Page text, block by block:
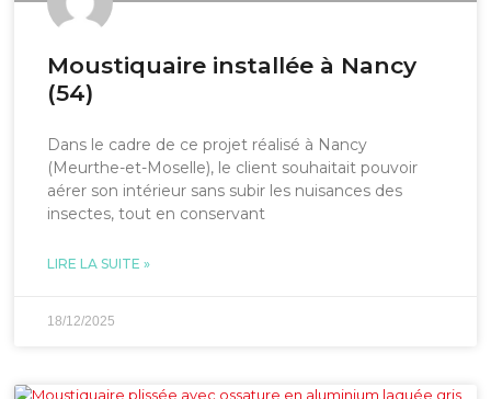
Moustiquaire installée à Nancy
(54)
Dans le cadre de ce projet réalisé à Nancy
(Meurthe-et-Moselle), le client souhaitait pouvoir
aérer son intérieur sans subir les nuisances des
insectes, tout en conservant
LIRE LA SUITE »
18/12/2025